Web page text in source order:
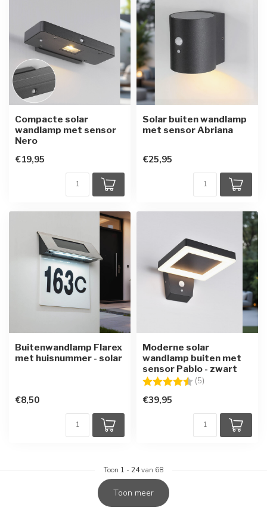
Compacte solar
wandlamp met sensor
Nero
€19,95
Solar buiten wandlamp
met sensor Abriana
€25,95
Buitenwandlamp Flarex
met huisnummer - solar
€8,50
Moderne solar
wandlamp buiten met
sensor Pablo - zwart
Beoordeling: (5)
€39,95
Toon 1 - 24van 68
Toon meer